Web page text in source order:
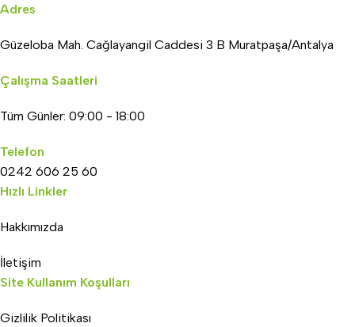
Adres
Güzeloba Mah. Cağlayangil Caddesi 3 B Muratpaşa/Antalya
Çalışma Saatleri
Tüm Günler: 09:00 - 18:00
Telefon
0242 606 25 60
Hızlı Linkler
Hakkımızda
İletişim
Site Kullanım Koşulları
Gizlilik Politikası